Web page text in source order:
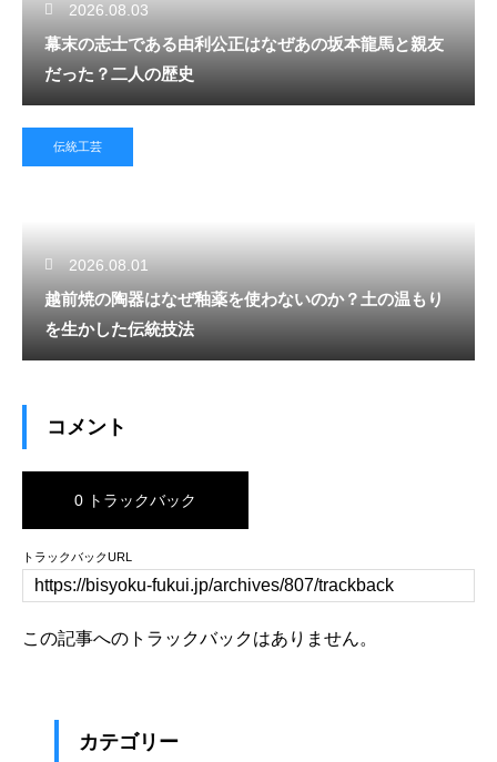
2026.08.03
幕末の志士である由利公正はなぜあの坂本龍馬と親友
だった？二人の歴史
伝統工芸
2026.08.01
越前焼の陶器はなぜ釉薬を使わないのか？土の温もり
を生かした伝統技法
コメント
0 トラックバック
トラックバックURL
この記事へのトラックバックはありません。
カテゴリー